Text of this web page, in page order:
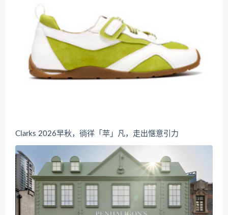
Clarks 2026早秋，徜徉「苹」凡，走出惬意引力